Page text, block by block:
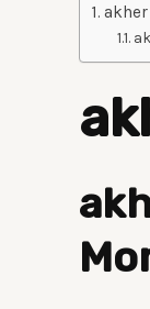
akher